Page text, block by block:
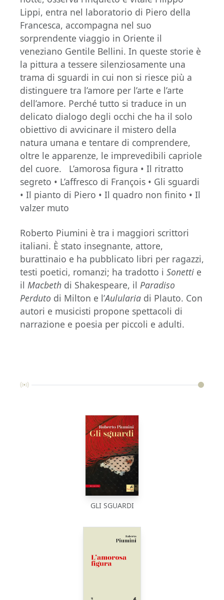
Lippi, entra nel laboratorio di Piero della
Francesca, accompagna nel suo
sorprendente viaggio in Oriente il
veneziano Gentile Bellini. In queste storie è
la pittura a tessere silenziosamente una
trama di sguardi in cui non si riesce più a
distinguere tra l’amore per l’arte e l’arte
dell’amore. Perché tutto si traduce in un
delicato dialogo degli occhi che ha il solo
obiettivo di avvicinare il mistero della
natura umana e tentare di comprendere,
oltre le apparenze, le imprevedibili capriole
del cuore. L’amorosa figura • Il ritratto
segreto • L’affresco di François • Gli sguardi
• Il pianto di Piero • Il quadro non finito • Il
valzer muto
Roberto Piumini è tra i maggiori scrittori
italiani. È stato insegnante, attore,
burattinaio e ha pubblicato libri per ragazzi,
testi poetici, romanzi; ha tradotto i Sonetti e
il Macbeth di Shakespeare, il Paradiso
Perduto di Milton e l’Aulularia di Plauto. Con
autori e musicisti propone spettacoli di
narrazione e poesia per piccoli e adulti.
GLI SGUARDI